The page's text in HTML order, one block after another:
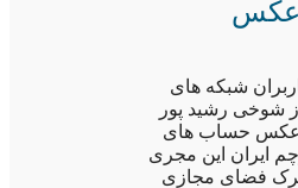
عکس
شبکه های
شوخی رشید پور
عکس حساب های
ایران این مجری
ترک فضای مجازی